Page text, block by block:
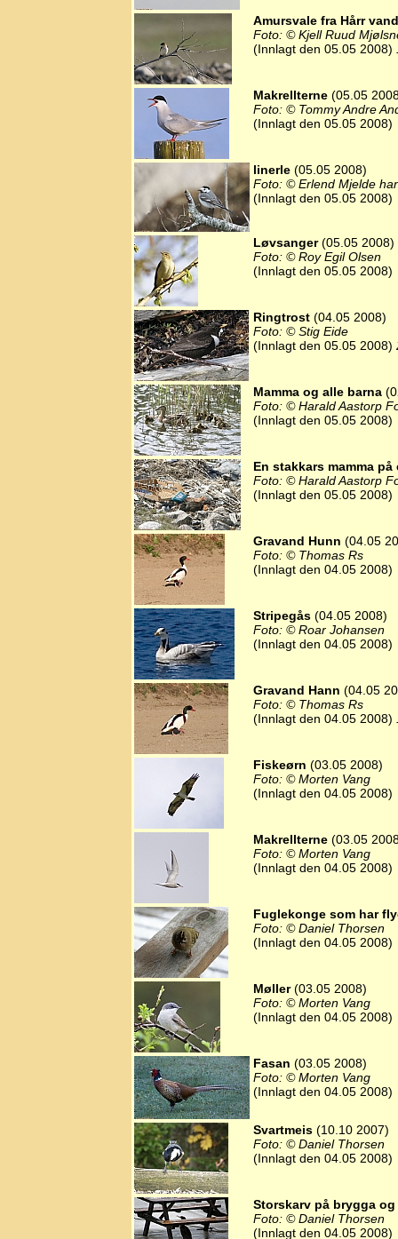
Amursvale fra Hårr
Foto: © Kjell Ruud
(Innlagt den 05.05 2008)
Makrellterne (05.05
Foto: © Tommy Andre
(Innlagt den 05.05 2008)
linerle (05.05 2008)
Foto: © Erlend Mjelde
(Innlagt den 05.05 2008)
Løvsanger(05.05 2008)
Foto: © Roy Egil Olsen
(Innlagt den 05.05 2008)
Ringtrost (04.05 2008)
Foto: © Stig Eide
(Innlagt den 05.05 2008)
Mamma og alle barna
Foto: © Harald Aastorp
(Innlagt den 05.05 2008)
En stakkars mamma på
Foto: © Harald Aastorp
(Innlagt den 05.05 2008)
Gravand Hunn (04.05
Foto: © Thomas Rs
(Innlagt den 04.05 2008)
Stripegås (04.05 2008)
Foto: © Roar Johansen
(Innlagt den 04.05 2008)
Gravand Hann (04.05
Foto: © Thomas Rs
(Innlagt den 04.05 2008)
Fiskeørn (03.05 2008)
Foto: © Morten Vang
(Innlagt den 04.05 2008)
Makrellterne (03.05
Foto: © Morten Vang
(Innlagt den 04.05 2008)
Fuglekonge som har
Foto: © Daniel Thorsen
(Innlagt den 04.05 2008)
Møller(03.05 2008)
Foto: © Morten Vang
(Innlagt den 04.05 2008)
Fasan (03.05 2008)
Foto: © Morten Vang
(Innlagt den 04.05 2008)
Svartmeis (10.10 2007)
Foto: © Daniel Thorsen
(Innlagt den 04.05 2008)
Storskarv på brygga
Foto: © Daniel Thorsen
(Innlagt den 04.05 2008)